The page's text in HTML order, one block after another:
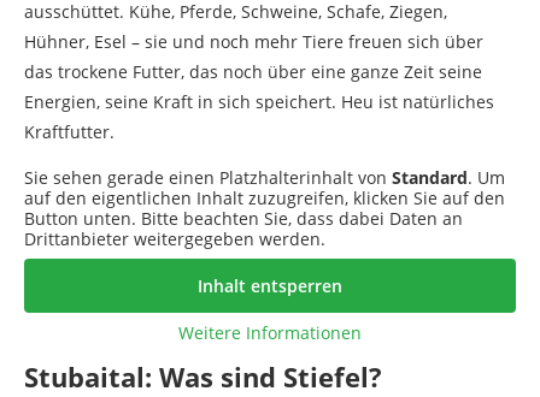
ausschüttet. Kühe, Pferde, Schweine, Schafe, Ziegen,
Hühner, Esel – sie und noch mehr Tiere freuen sich über
das trockene Futter, das noch über eine ganze Zeit seine
Energien, seine Kraft in sich speichert. Heu ist natürliches
Kraftfutter.
Sie sehen gerade einen Platzhalterinhalt von Standard. Um
auf den eigentlichen Inhalt zuzugreifen, klicken Sie auf den
Button unten. Bitte beachten Sie, dass dabei Daten an
Drittanbieter weitergegeben werden.
Inhalt entsperren
Weitere Informationen
Stubaital: Was sind Stiefel?